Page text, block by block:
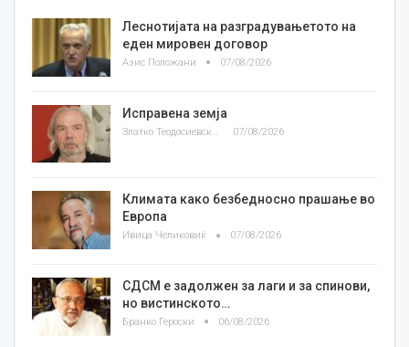
Леснотијата на разградувањетото на
еден мировен договор
Азис Положани 07/08/2026
Исправена земја
Златко Теодосиевски 07/08/2026
Климата како безбедносно прашање во
Европа
Ивица Челиковиќ 07/08/2026
СДСМ е задолжен за лаги и за спинови,
но вистинското…
Бранко Героски 06/08/2026